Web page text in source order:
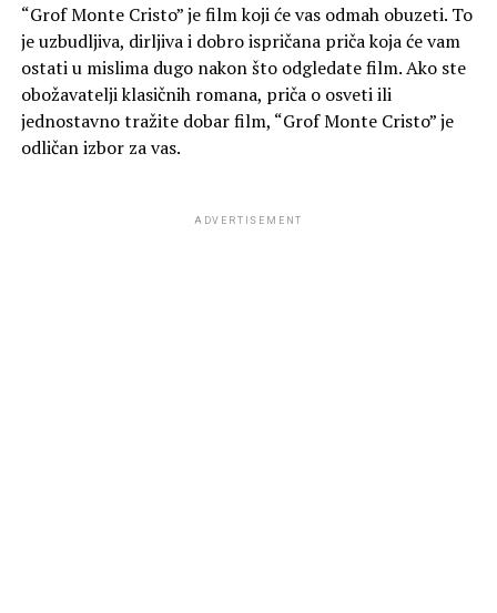
“Grof Monte Cristo” je film koji će vas odmah obuzeti. To
je uzbudljiva, dirljiva i dobro ispričana priča koja će vam
ostati u mislima dugo nakon što odgledate film. Ako ste
obožavatelji klasičnih romana, priča o osveti ili
jednostavno tražite dobar film, “Grof Monte Cristo” je
odličan izbor za vas.
ADVERTISEMENT